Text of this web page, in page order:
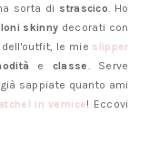
sorta di strascico . Ho
skinny decorati con
dell'outfit, le mie slipper
e classe
. Serve
sappiate quanto ami
in vernice! Eccovi